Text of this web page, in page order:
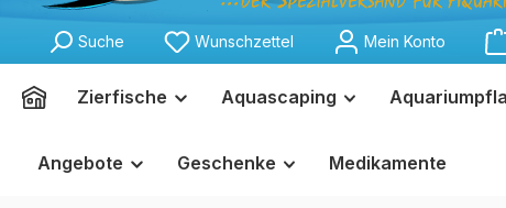
Suche Wunschzettel Mein Konto
Zierfische Aquascaping
Angebote Geschenke Medikamente